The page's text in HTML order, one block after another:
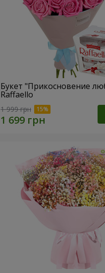
Букет "Прикосновение
Raffaello
1 999 грн